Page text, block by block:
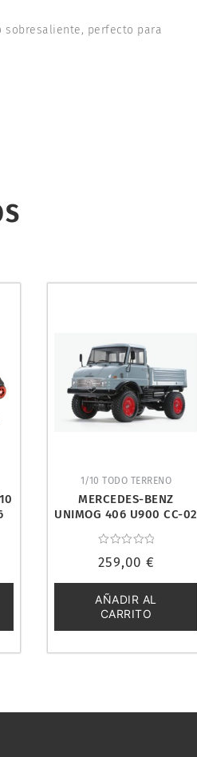
perfecto para
1/10 TODO TERRENO
MERCEDES-BENZ
UNIMOG 406 U900 CC-02
con
de
5
259,00 €
AÑADIR AL
CARRITO